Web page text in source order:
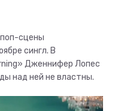
поп-сцены
сингл. В
Дженнифер Лопес
над ней не властны.